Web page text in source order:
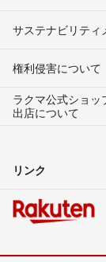
サステナビリティ
権利侵害について
ラクマ公式ショッ
出店について
リンク